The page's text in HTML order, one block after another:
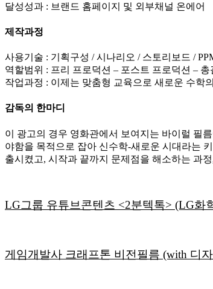
달성성과 : 브랜드 홈페이지 및 외부채널 온에어
제작과정
사용기술 : 기획구성 / 시나리오 / 스토리보드 /
역할범위 : 프리 프로덕션 – 포스트 프로덕션 – 총
작업과정 : 이제는 맞춤형 교육으로 새로운 수학
감독의 한마디
이 광고의 경우 영화관에서 보여지는 바이럴 필
야함을 목적으로 잡아 신수학-새로운 시대라는
출시켰고, 시작과 끝까지 문제점을 해소하는 과
LG그룹 유튜브콘텐츠 <2분텍톡> (LG화
게임개발사 크래프톤 비전필름 (with 디